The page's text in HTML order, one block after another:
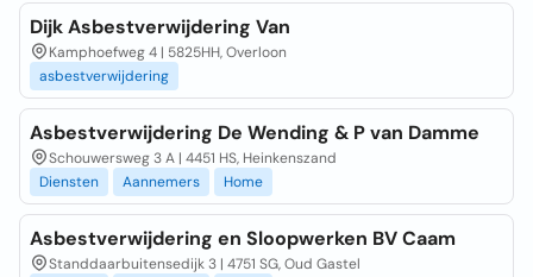
Dijk Asbestverwijdering Van
Kamphoefweg 4 | 5825HH, Overloon
asbestverwijdering
Asbestverwijdering De Wending & P van Damme
Schouwersweg 3 A | 4451 HS, Heinkenszand
Diensten
Aannemers Home
Asbestverwijdering en Sloopwerken BV Caam
Standdaarbuitensedijk 3 | 4751 SG, Oud Gastel